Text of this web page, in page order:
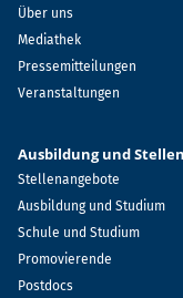
Über uns
Mediathek
Pressemitteilungen
Veranstaltungen
Ausbildung und
Stellenangebote
Ausbildung und Studium
Schule und Studium
Promovierende
Postdocs